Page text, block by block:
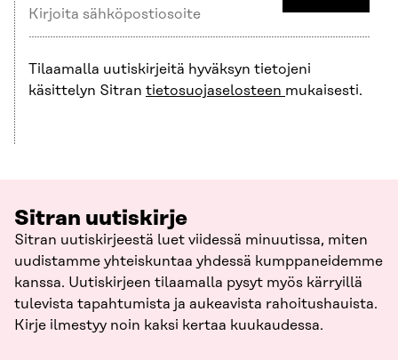
Tilaamalla uutiskirjeitä hyväksyn tietojeni
käsittelyn Sitran tietosuojaselosteen mukaisesti.
Sitran uutiskirje
Sitran uutiskirjeestä luet viidessä minuutissa, miten
uudistamme yhteiskuntaa yhdessä kumppaneidemme
kanssa. Uutiskirjeen tilaamalla pysyt myös kärryillä
tulevista tapahtumista ja aukeavista rahoitushauista.
Kirje ilmestyy noin kaksi kertaa kuukaudessa.